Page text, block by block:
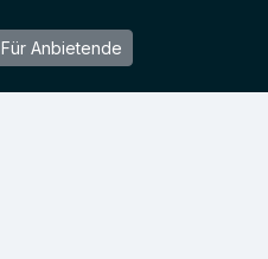
Für Anbietende